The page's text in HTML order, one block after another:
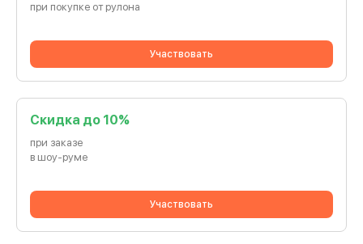
при покупке от рулона
Участвовать
Cкидка до 10%
при заказе
в шоу-руме
Участвовать